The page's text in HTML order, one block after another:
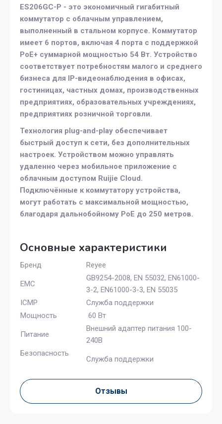
ES206GC-P - это экономичный гигабитный
коммутатор с облачным управлением,
выполненный в стальном корпусе. Коммутатор
имеет 6 портов, включая 4 порта с поддержкой
PoE+ суммарной мощностью 54 Вт. Устройство
соответствует потребностям малого и среднего
бизнеса для IP-видеонаблюдения в офисах,
гостиницах, частных домах, производственных
предприятиях, образовательных учреждениях,
предприятиях розничной торговли.
Технология plug-and-play обеспечивает
быстрый доступ к сети, без дополнительных
настроек. Устройством можно управлять
удаленно через мобильное приложение с
облачным доступом Ruijie Cloud.
Подключённые к коммутатору устройства,
могут работать с максимальной мощностью,
благодаря дальнобойному PoE до 250 метров.
Основные характеристики
Бренд Reyee
EMC
GB9254-2008, EN 55032, EN61000-
3-2, EN61000-3-3, EN 55035
ICMP
Служба поддержки
Мощность
60 Вт
Питание
Внешний адаптер питания 100-
240В
Безопасность
Служба поддержки
Отзывы